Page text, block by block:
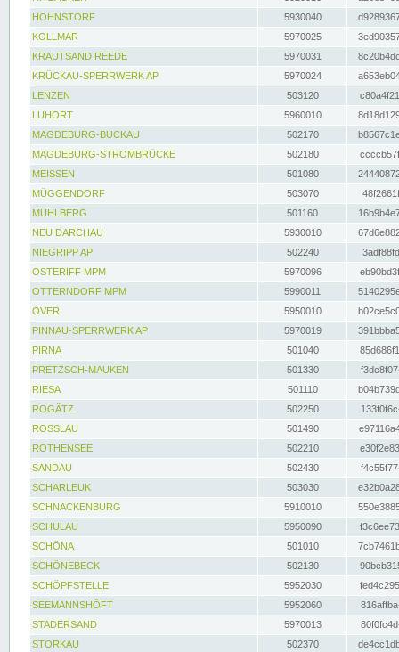
HOHNSTORF
5930040
KOLLMAR
5970025
KRAUTSAND REEDE
5970031
KRÜCKAU-SPERRWERK AP
5970024
LENZEN
503120
LÜHORT
5960010
MAGDEBURG-BUCKAU
502170
MAGDEBURG-STROMBRÜCKE
502180
MEISSEN
501080
MÜGGENDORF
503070
MÜHLBERG
501160
NEU DARCHAU
5930010
NIEGRIPP AP
502240
OSTERIFF MPM
5970096
OTTERNDORF MPM
5990011
OVER
5950010
PINNAU-SPERRWERK AP
5970019
PIRNA
501040
PRETZSCH-MAUKEN
501330
RIESA
501110
ROGÄTZ
502250
ROSSLAU
501490
ROTHENSEE
502210
SANDAU
502430
SCHARLEUK
503030
SCHNACKENBURG
5910010
SCHULAU
5950090
SCHÖNA
501010
SCHÖNEBECK
502130
SCHÖPFSTELLE
5952030
SEEMANNSHÖFT
5952060
STADERSAND
5970013
STORKAU
502370